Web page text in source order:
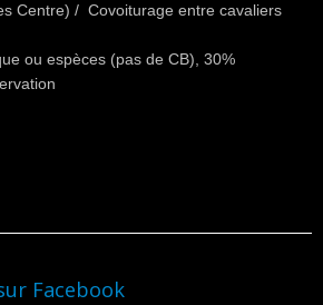
Centre) / Covoiturage entre cavaliers
ou espèces (pas de CB), 30%
Facebook